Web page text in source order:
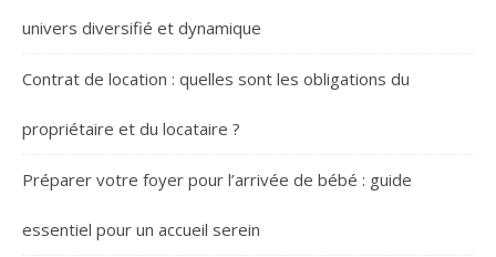
univers diversifié et dynamique
Contrat de location : quelles sont les obligations du
propriétaire et du locataire ?
Préparer votre foyer pour l’arrivée de bébé : guide
essentiel pour un accueil serein